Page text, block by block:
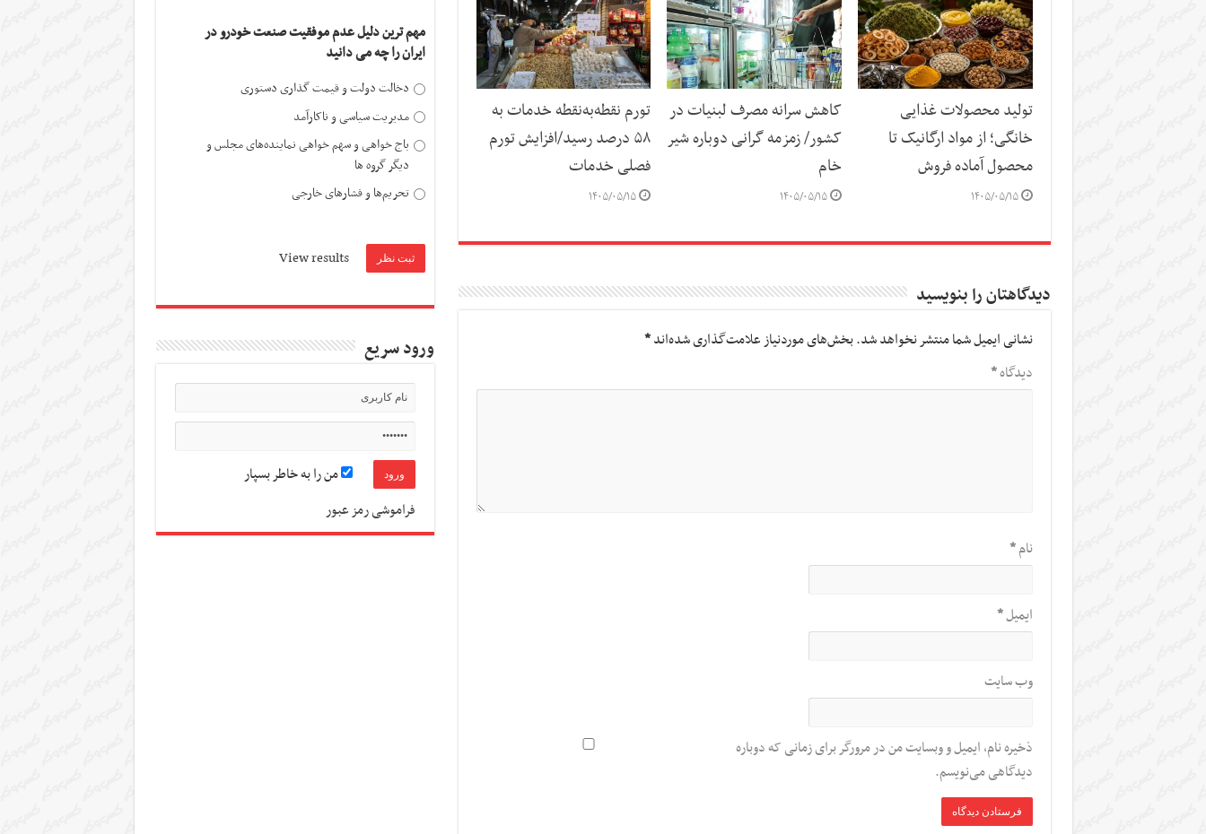
تولید محصولات غذایی
خانگی؛ از مواد ارگانیک تا
محصول آماده فروش
۱۴۰۵/۰۵/۱۵
کاهش سرانه مصرف لبنیات در
کشور/ زمزمه گرانی دوباره شیر
خام
۱۴۰۵/۰۵/۱۵
تورم نقطه‌به‌نقطه خدمات به
۵۸ درصد رسید/افزایش تورم
فصلی خدمات
۱۴۰۵/۰۵/۱۵
دیدگاهتان را بنویسید
نشانی ایمیل شما منتشر نخواهد شد.بخش‌های موردنیاز علامت‌گذاری شده‌اند*
دیدگاه*
نام*
ایمیل*
وب‌ سایت
ذخیره نام، ایمیل و وبسایت من در مرورگر برای زمانی که دوباره
دیدگاهی می‌نویسم.
مهم ترین دلیل عدم موفقیت صنعت خودرو در
ایران را چه می دانید
دخالت دولت و قیمت گذاری دستوری
مدیریت سیاسی و ناکارآمد
باج خواهی و سهم خواهی نماینده‌های مجلس و
دیگر گروه ها
تحریم‌ها و فشارهای خارجی
View results
ورود سریع
من را به خاطر بسپار
فراموشی رمز عبور